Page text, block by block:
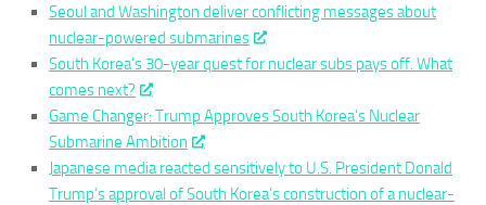
Seoul and Washington deliver conflicting messages about
nuclear-powered submarines
South Korea’s 30-year quest for nuclear subs pays off. What
comes next?
Game Changer: Trump Approves South Korea’s Nuclear
Submarine Ambition
Japanese media reacted sensitively to U.S. President Donald
Trump’s approval of South Korea’s construction of a nuclear-